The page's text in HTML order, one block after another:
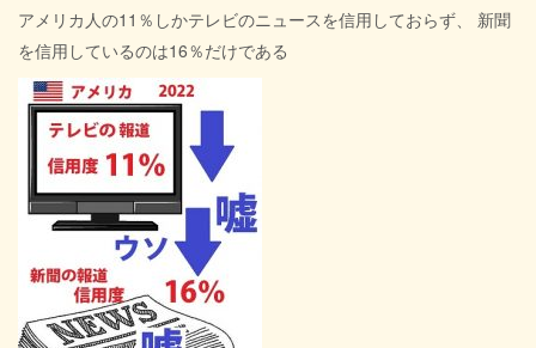
アメリカ人の11％しかテレビのニュースを信用しておらず、 新聞
を信用しているのは16％だけである